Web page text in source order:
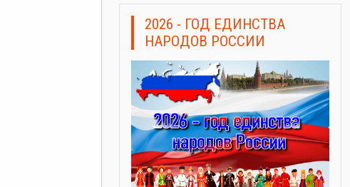
2026 - ГОД ЕДИНСТВА
НАРОДОВ РОССИИ